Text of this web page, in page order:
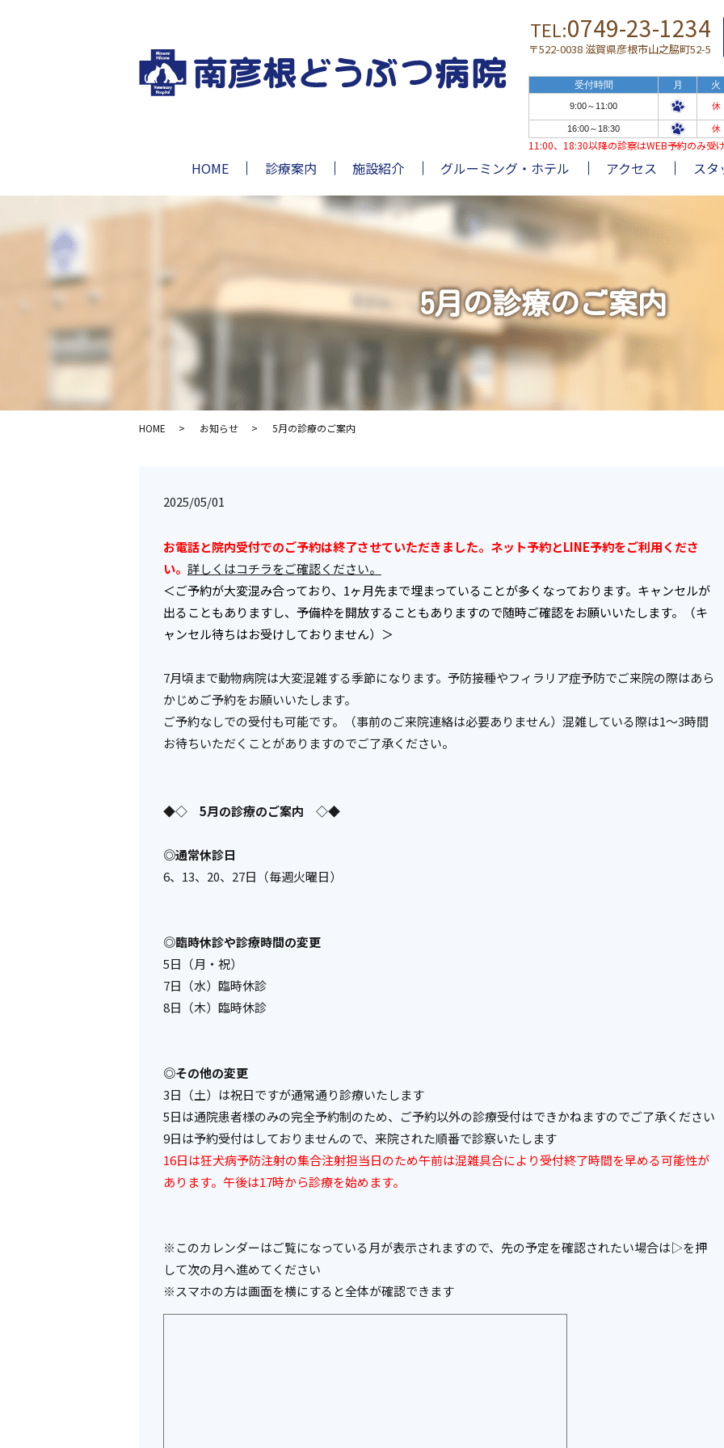
TEL:0749-23-1234
〒522-0038 滋賀県彦根市山之脇町52-5
受付時間 月 火
9:00～11:00 休
16:00～18:30 休
11:00、18:30以降の診察はWEB予約のみ
HOME 診療案内 施設紹介 グルーミング・ホテル アクセス スタ
5月の診療のご案内
HOME お知らせ 5月の診療のご案内
2025/05/01
お電話と院内受付でのご予約は終了させていただきました。 ネット予約とLINE予約をご利用くださ
い。 詳しくはコチラをご確認ください。
＜ご予約が大変混み合っており、1ヶ月先まで埋まっていることが多くなっております。キャンセルが
出ることもありますし、予備枠を開放することもありますので随時ご確認をお願いいたします。（キ
ャンセル待ちはお受けしておりません）＞
7月頃まで動物病院は大変混雑する季節になります。予防接種やフィラリア症予防でご来院の際はあら
かじめご予約をお願いいたします。
ご予約なしでの受付も可能です。（事前のご来院連絡は必要ありません）混雑している際は1～3時間
お待ちいただくことがありますのでご了承ください。
◆◇ 5月の診療のご案内 ◇◆
◎通常休診日
6、13、20、27日（毎週火曜日）
◎臨時休診や診療時間の変更
5日（月・祝）
7日（水）臨時休診
8日（木）臨時休診
◎その他の変更
3日（土）は祝日ですが通常通り診療いたします
5日は通院患者様のみの完全予約制のため、ご予約以外の診療受付はできかねますのでご了承ください
9日は予約受付はしておりませんので、来院された順番で診察いたします
16日は狂犬病予防注射の集合注射担当日のため午前は混雑具合により受付終了時間を早める可能性が
あります。午後は17時から診療を始めます。
※このカレンダーはご覧になっている月が表示されますので、先の予定を確認されたい場合は▷を押
して次の月へ進めてください
※スマホの方は画面を横にすると全体が確認できます